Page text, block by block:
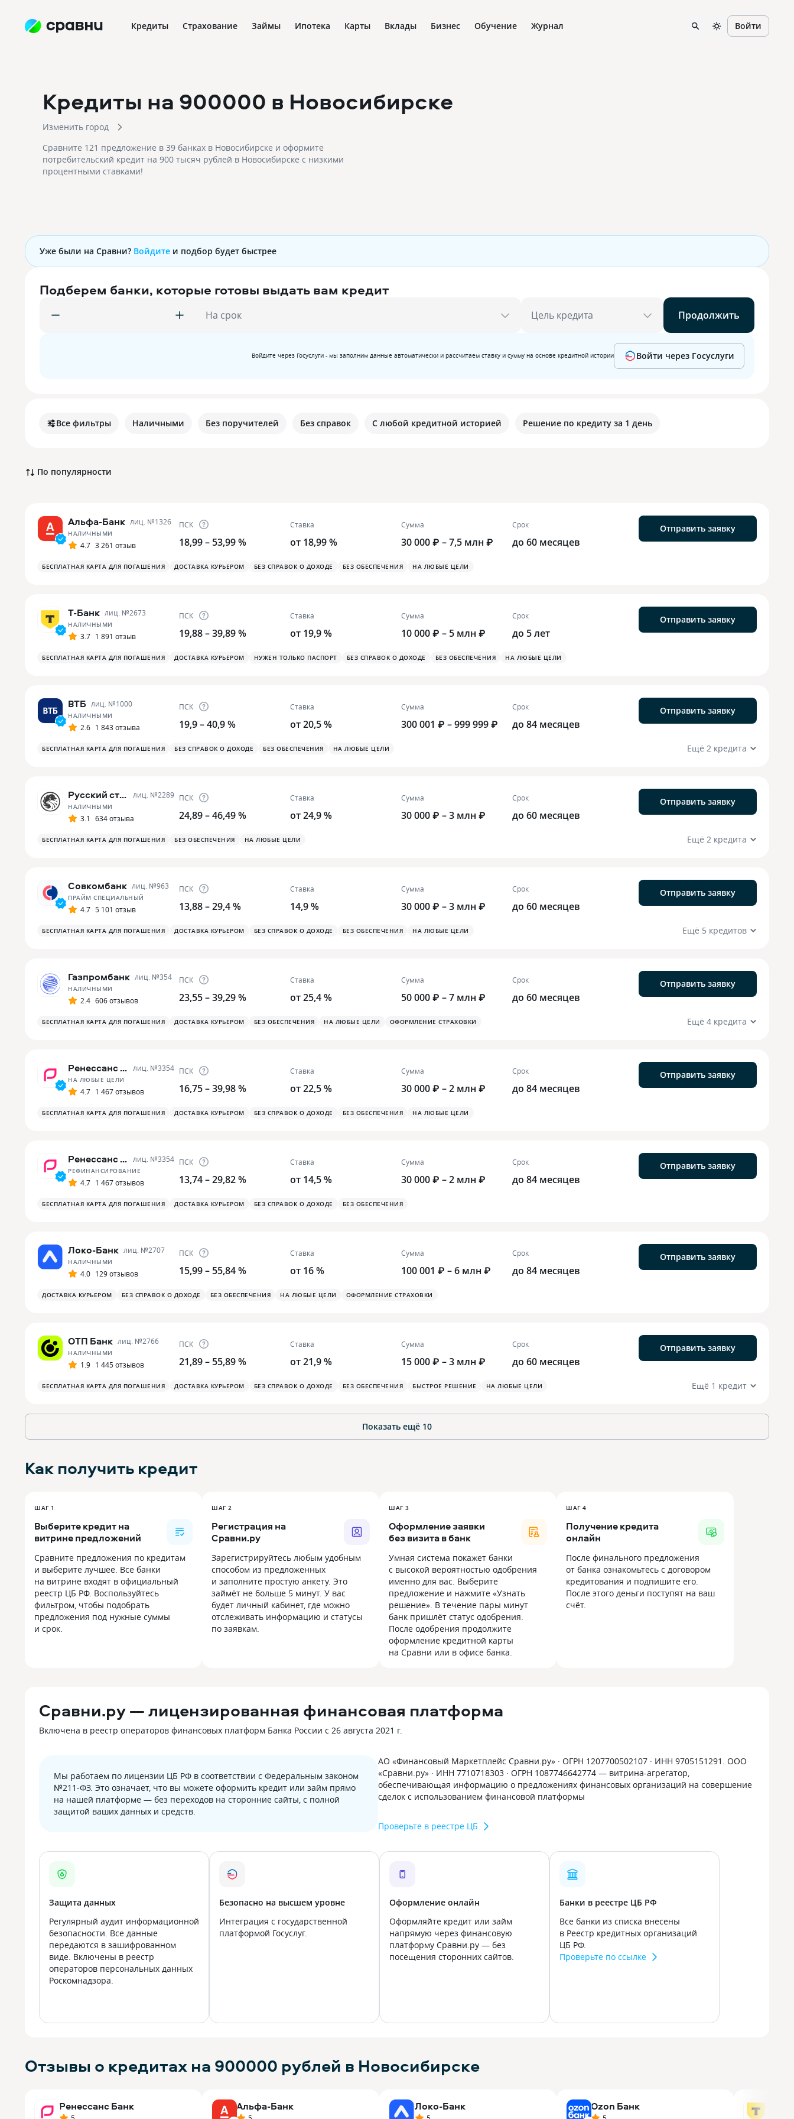
Кредиты Страхование Займы Ипотека Карты Вклады Бизнес Обучение Журнал Войти
Кредиты на 900000 в Новосибирске
Изменить город
Сравните 121 предложение в 39 банках в Новосибирске и оформите
потребительский кредит на 900 тысяч рублей в Новосибирске с низкими
процентными ставками!
Уже были на Сравни? Войдите и подбор будет быстрее
Подберем банки, которые готовы выдать вам кредит
На срок Цель кредита Продолжить
Войдите через Госуслуги - мы заполним данные автоматически и рассчитаем ставку и сумму на основе кредитной истории Войти через Госуслуги
Все фильтры Наличными Без поручителей Без справок С любой кредитной историей Решение по кредиту за 1 день
По популярности
Альфа-Банк лиц. №1326
НАЛИЧНЫМИ
4.7 3 261 отзыв
ПСК
18,99 – 53,99 %
Ставка
от 18,99 %
Сумма
30 000 ₽ – 7,5 млн ₽
Срок
до 60 месяцев
Отправить заявку
БЕСПЛАТНАЯ КАРТА ДЛЯ ПОГАШЕНИЯ ДОСТАВКА КУРЬЕРОМ БЕЗ СПРАВОК О ДОХОДЕ БЕЗ ОБЕСПЕЧЕНИЯ НА ЛЮБЫЕ ЦЕЛИ
Т-Банк лиц. №2673
НАЛИЧНЫМИ
3.7 1 891 отзыв
ПСК
19,88 – 39,89 %
Ставка
от 19,9 %
Сумма
10 000 ₽ – 5 млн ₽
Срок
до 5 лет
Отправить заявку
БЕСПЛАТНАЯ КАРТА ДЛЯ ПОГАШЕНИЯ ДОСТАВКА КУРЬЕРОМ НУЖЕН ТОЛЬКО ПАСПОРТ БЕЗ СПРАВОК О ДОХОДЕ БЕЗ ОБЕСПЕЧЕНИЯ НА ЛЮБЫЕ ЦЕЛИ
ВТБ лиц. №1000
НАЛИЧНЫМИ
2.6 1 843 отзыва
ПСК
19,9 – 40,9 %
Ставка
от 20,5 %
Сумма
300 001 ₽ – 999 999 ₽
Срок
до 84 месяцев
Отправить заявку
БЕСПЛАТНАЯ КАРТА ДЛЯ ПОГАШЕНИЯ БЕЗ СПРАВОК О ДОХОДЕ БЕЗ ОБЕСПЕЧЕНИЯ НА ЛЮБЫЕ ЦЕЛИ Ещё 2 кредита
Русский стандарт лиц. №2289
НАЛИЧНЫМИ
3.1 634 отзыва
ПСК
24,89 – 46,49 %
Ставка
от 24,9 %
Сумма
30 000 ₽ – 3 млн ₽
Срок
до 60 месяцев
Отправить заявку
БЕСПЛАТНАЯ КАРТА ДЛЯ ПОГАШЕНИЯ БЕЗ ОБЕСПЕЧЕНИЯ НА ЛЮБЫЕ ЦЕЛИ Ещё 2 кредита
Совкомбанк лиц. №963
ПРАЙМ СПЕЦИАЛЬНЫЙ
4.7 5 101 отзыв
ПСК
13,88 – 29,4 %
Ставка
14,9 %
Сумма
30 000 ₽ – 3 млн ₽
Срок
до 60 месяцев
Отправить заявку
БЕСПЛАТНАЯ КАРТА ДЛЯ ПОГАШЕНИЯ ДОСТАВКА КУРЬЕРОМ БЕЗ СПРАВОК О ДОХОДЕ БЕЗ ОБЕСПЕЧЕНИЯ НА ЛЮБЫЕ ЦЕЛИ Ещё 5 кредитов
Газпромбанк лиц. №354
НАЛИЧНЫМИ
2.4 606 отзывов
ПСК
23,55 – 39,29 %
Ставка
от 25,4 %
Сумма
50 000 ₽ – 7 млн ₽
Срок
до 60 месяцев
Отправить заявку
БЕСПЛАТНАЯ КАРТА ДЛЯ ПОГАШЕНИЯ ДОСТАВКА КУРЬЕРОМ БЕЗ ОБЕСПЕЧЕНИЯ НА ЛЮБЫЕ ЦЕЛИ ОФОРМЛЕНИЕ СТРАХОВКИ Ещё 4 кредита
Ренессанс Банк лиц. №3354
НА ЛЮБЫЕ ЦЕЛИ
4.7 1 467 отзывов
ПСК
16,75 – 39,98 %
Ставка
от 22,5 %
Сумма
30 000 ₽ – 2 млн ₽
Срок
до 84 месяцев
Отправить заявку
БЕСПЛАТНАЯ КАРТА ДЛЯ ПОГАШЕНИЯ ДОСТАВКА КУРЬЕРОМ БЕЗ СПРАВОК О ДОХОДЕ БЕЗ ОБЕСПЕЧЕНИЯ НА ЛЮБЫЕ ЦЕЛИ
Ренессанс Банк лиц. №3354
РЕФИНАНСИРОВАНИЕ
4.7 1 467 отзывов
ПСК
13,74 – 29,82 %
Ставка
от 14,5 %
Сумма
30 000 ₽ – 2 млн ₽
Срок
до 84 месяцев
Отправить заявку
БЕСПЛАТНАЯ КАРТА ДЛЯ ПОГАШЕНИЯ ДОСТАВКА КУРЬЕРОМ БЕЗ СПРАВОК О ДОХОДЕ БЕЗ ОБЕСПЕЧЕНИЯ
Локо-Банк лиц. №2707
НАЛИЧНЫМИ
4.0 129 отзывов
ПСК
15,99 – 55,84 %
Ставка
от 16 %
Сумма
100 001 ₽ – 6 млн ₽
Срок
до 84 месяцев
Отправить заявку
ДОСТАВКА КУРЬЕРОМ БЕЗ СПРАВОК О ДОХОДЕ БЕЗ ОБЕСПЕЧЕНИЯ НА ЛЮБЫЕ ЦЕЛИ ОФОРМЛЕНИЕ СТРАХОВКИ
ОТП Банк лиц. №2766
НАЛИЧНЫМИ
1.9 1 445 отзывов
ПСК
21,89 – 55,89 %
Ставка
от 21,9 %
Сумма
15 000 ₽ – 3 млн ₽
Срок
до 60 месяцев
Отправить заявку
БЕСПЛАТНАЯ КАРТА ДЛЯ ПОГАШЕНИЯ ДОСТАВКА КУРЬЕРОМ БЕЗ СПРАВОК О ДОХОДЕ БЕЗ ОБЕСПЕЧЕНИЯ БЫСТРОЕ РЕШЕНИЕ НА ЛЮБЫЕ ЦЕЛИ Ещё 1 кредит
Показать ещё 10
Как получить кредит
ШАГ 1
Выберите кредит на
витрине предложений
Сравните предложения по кредитам
и выберите лучшее. Все банки
на витрине входят в официальный
реестр ЦБ РФ. Воспользуйтесь
фильтром, чтобы подобрать
предложения под нужные суммы
и срок.
ШАГ 2
Регистрация на
Сравни.ру
Зарегистрируйтесь любым удобным
способом из предложенных
и заполните простую анкету. Это
займёт не больше 5 минут. У вас
будет личный кабинет, где можно
отслеживать информацию и статусы
по заявкам.
ШАГ 3
Оформление заявки
без визита в банк
Умная система покажет банки
с высокой вероятностью одобрения
именно для вас. Выберите
предложение и нажмите «Узнать
решение». В течение пары минут
банк пришлёт статус одобрения.
После одобрения продолжите
оформление кредитной карты
на Сравни или в офисе банка.
ШАГ 4
Получение кредита
онлайн
После финального предложения
от банка ознакомьтесь с договором
кредитования и подпишите его.
После этого деньги поступят на ваш
счёт.
Сравни.ру — лицензированная финансовая платформа
Включена в реестр операторов финансовых платформ Банка России с 26 августа 2021 г.
Мы работаем по лицензии ЦБ РФ в соответствии с Федеральным законом
№211-ФЗ. Это означает, что вы можете оформить кредит или займ прямо
на нашей платформе — без переходов на сторонние сайты, с полной
защитой ваших данных и средств.
АО «Финансовый Маркетплейс Сравни.ру» · ОГРН 1207700502107 · ИНН 9705151291. ООО
«Сравни.ру» · ИНН 7710718303 · ОГРН 1087746642774 — витрина-агрегатор,
обеспечивающая информацию о предложениях финансовых организаций на совершение
сделок с использованием финансовой платформы
Проверьте в реестре ЦБ
Защита данных
Регулярный аудит информационной
безопасности. Все данные
передаются в зашифрованном
виде. Включены в реестр
операторов персональных данных
Роскомнадзора.
Безопасно на высшем уровне
Интеграция с государственной
платформой Госуслуг.
Оформление онлайн
Оформляйте кредит или займ
напрямую через финансовую
платформу Сравни.ру — без
посещения сторонних сайтов.
Банки в реестре ЦБ РФ
Все банки из списка внесены
в Реестр кредитных организаций
ЦБ РФ.
Проверьте по ссылке
Отзывы о кредитах на 900000 рублей в Новосибирске
Ренессанс Банк Альфа-Банк Локо-Банк Ozon Банк